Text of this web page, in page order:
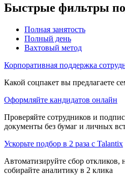
Быстрые фильтры
Полная занятость
Полный день
Вахтовый метод
Корпоративная поддержка
Какой соцпакет вы предлагаете
Оформляйте кандидатов онлайн
Проверяйте сотрудников и
документы без бумаг и личных
Ускорьте подбор в 2 раза с Talantix
Автоматизируйте сбор откликов,
собирайте аналитику в 2 клика